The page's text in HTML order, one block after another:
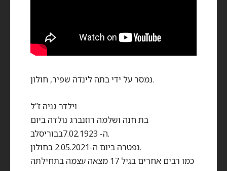
נמסר על ידי בתה לינדה שפיר, חולון.
וילדר גניה ז”ל
בת חנה ושלמה רוזנברג נולדה ביום
ה- 7.02.1923בבוריסלב.
נפטרה ביום ה-2.05.2021 בחולון.
כמו רבים אחרים בגיל 17 מצאה עצמה בתחילתה